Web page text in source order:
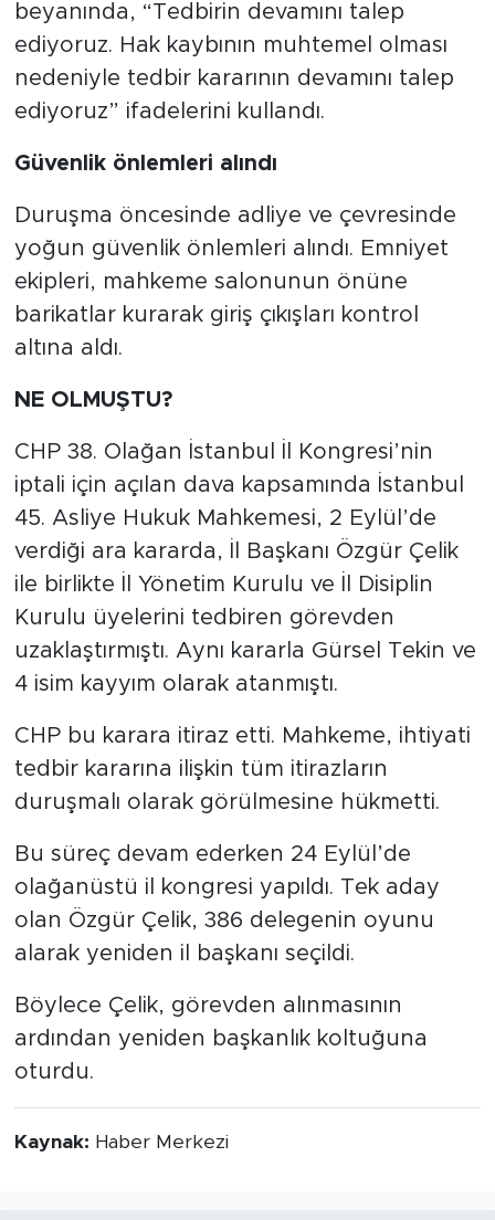
beyanında, “Tedbirin devamını talep
ediyoruz. Hak kaybının muhtemel olması
nedeniyle tedbir kararının devamını talep
ediyoruz” ifadelerini kullandı.
Güvenlik önlemleri alındı
Duruşma öncesinde adliye ve çevresinde
yoğun güvenlik önlemleri alındı. Emniyet
ekipleri, mahkeme salonunun önüne
barikatlar kurarak giriş çıkışları kontrol
altına aldı.
NE OLMUŞTU?
CHP 38. Olağan İstanbul İl Kongresi’nin
iptali için açılan dava kapsamında İstanbul
45. Asliye Hukuk Mahkemesi, 2 Eylül’de
verdiği ara kararda, İl Başkanı Özgür Çelik
ile birlikte İl Yönetim Kurulu ve İl Disiplin
Kurulu üyelerini tedbiren görevden
uzaklaştırmıştı. Aynı kararla Gürsel Tekin ve
4 isim kayyım olarak atanmıştı.
CHP bu karara itiraz etti. Mahkeme, ihtiyati
tedbir kararına ilişkin tüm itirazların
duruşmalı olarak görülmesine hükmetti.
Bu süreç devam ederken 24 Eylül’de
olağanüstü il kongresi yapıldı. Tek aday
olan Özgür Çelik, 386 delegenin oyunu
alarak yeniden il başkanı seçildi.
Böylece Çelik, görevden alınmasının
ardından yeniden başkanlık koltuğuna
oturdu.
Kaynak: Haber Merkezi